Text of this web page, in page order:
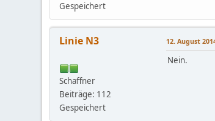
Gespeichert
Linie N3
Schaffner
Beiträge: 112
Gespeichert
12. August
Nein.